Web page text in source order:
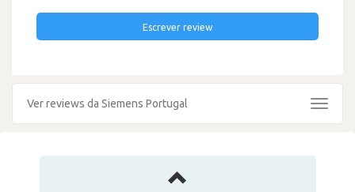
Escrever review
Ver reviews da Siemens Portugal
Toggle